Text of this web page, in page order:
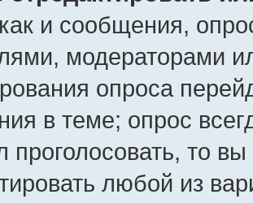
и сообщения,
модераторами
опроса
в теме; опрос
проголосовать, то
любой из